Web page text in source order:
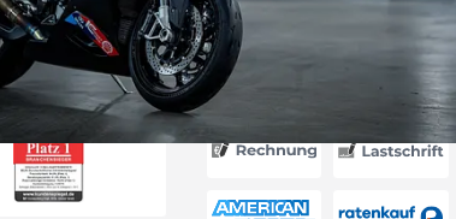
Akzeptierte